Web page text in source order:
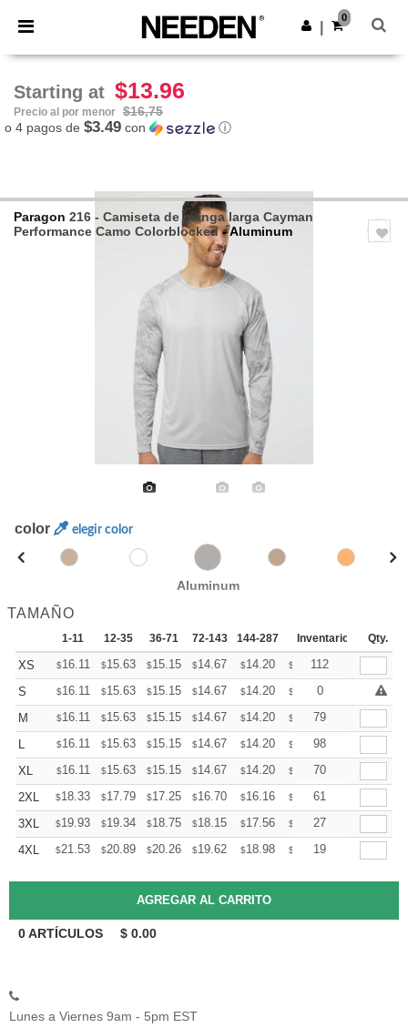
× App de Needen
¡Mejores precios en app!
Descargar app
0
Starting at $13.96
Precio al por menor $16,75
o 4 pagos de $3.49 con ⓘ
Paragon 216 - Camiseta de manga larga Cayman
Performance Camo Colorblocked- Aluminum
color elegir color
Aluminum
TAMAÑO
1-11 12-35 36-71 72-143 144-287 288 + Mas
Inventario Qty.
XS $16.11 $15.63 $15.15 $14.67 $14.20 $ 13.96
112
S
$16.11 $15.63 $15.15 $14.67 $14.20 $ 13.96
0
M
$16.11 $15.63 $15.15 $14.67 $14.20 $ 13.96
79
L
$16.11 $15.63 $15.15 $14.67 $14.20 $ 13.96
98
XL
$16.11 $15.63 $15.15 $14.67 $14.20 $ 13.96
70
2XL
$18.33 $17.79 $17.25 $16.70 $16.16 $ 15.89
61
3XL
$19.93 $19.34 $18.75 $18.15 $17.56 $ 17.27
27
4XL
$21.53 $20.89 $20.26 $19.62 $18.98 $ 18.66
19
0ARTÍCULOS $ 0.00
Lunes a Viernes 9am - 5pm EST